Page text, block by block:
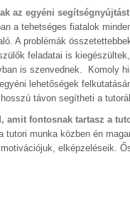
az egyéni
a tehetséges fiatalok
A problémák
feladatai is
is szenvednek. Komoly
lehetőségek
távon segítheti a
amit fontosnak tartasz a
tutori munka közben én
elképzeléseik.